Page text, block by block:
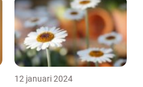
12 januari 2024